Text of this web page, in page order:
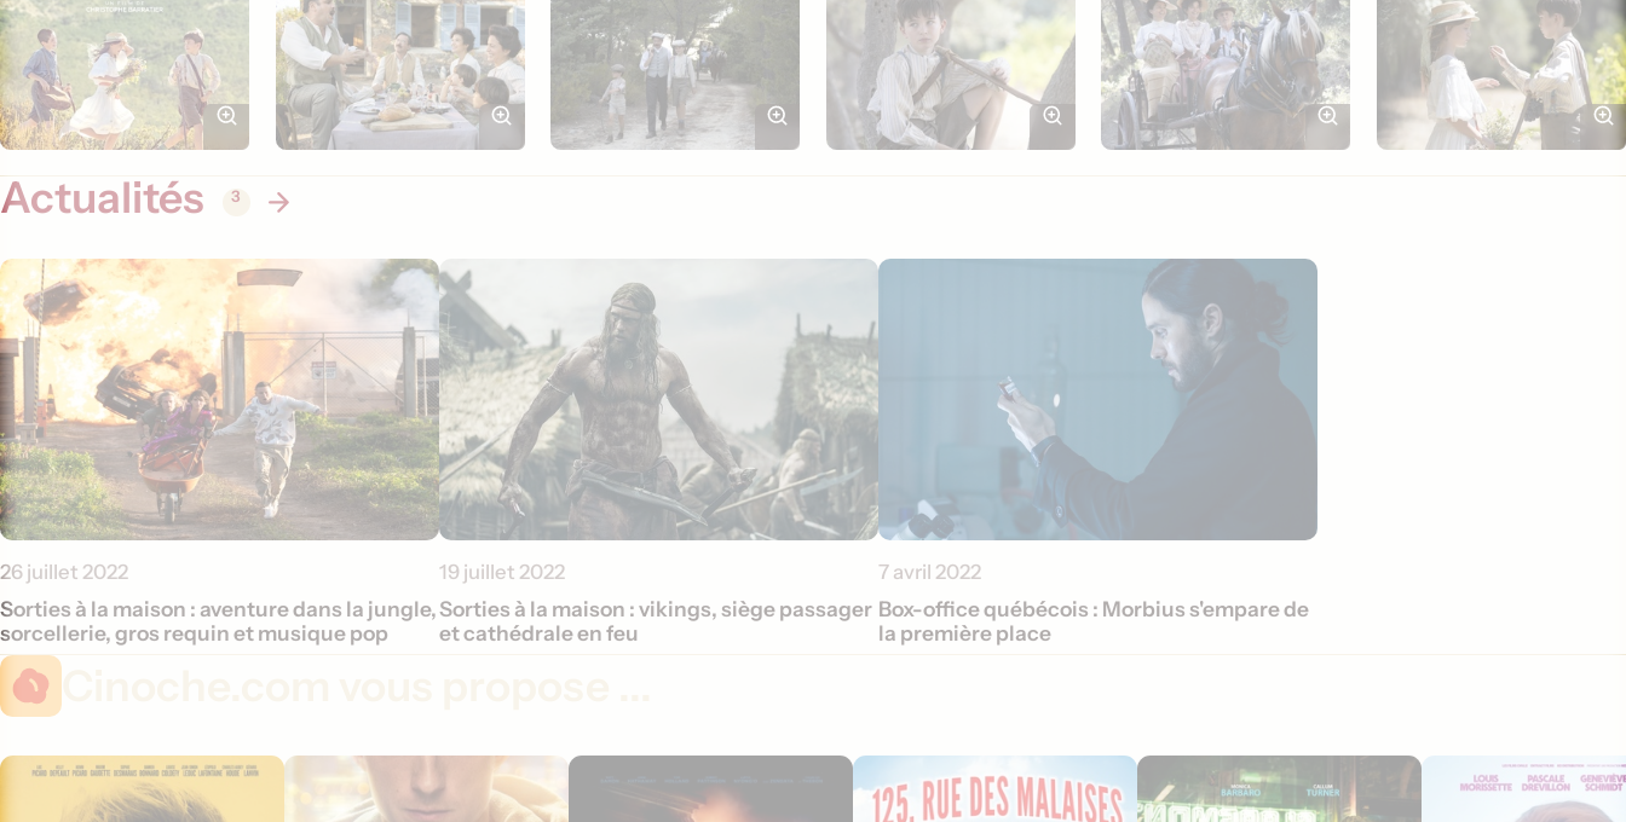
Actualités 3
26 juillet 2022
Sorties à la maison : aventure dans la jungle,
sorcellerie, gros requin et musique pop
19 juillet 2022
Sorties à la maison : vikings, siège passager
et cathédrale en feu
7 avril 2022
Box-office québécois : Morbius s'empare de
la première place